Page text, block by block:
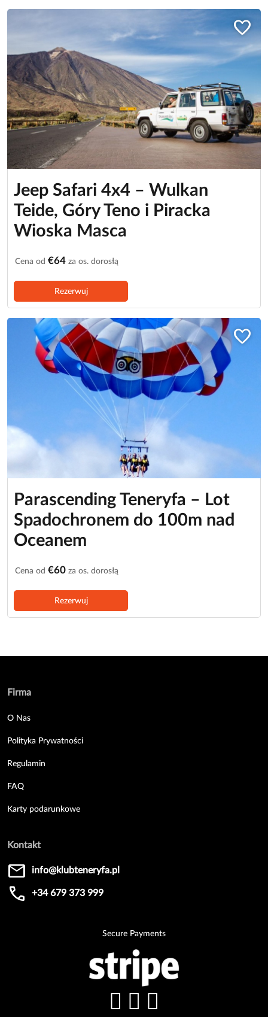
favorite
Jeep Safari 4x4 – Wulkan
Teide, Góry Teno i Piracka
Wioska Masca
Cena od €64 za os. dorosłą
Rezerwuj
favorite
Parascending Teneryfa – Lot
Spadochronem do 100m nad
Oceanem
Cena od €60 za os. dorosłą
Rezerwuj
Firma
O Nas
Polityka Prywatności
Regulamin
FAQ
Karty podarunkowe
Kontakt
mail info@klubteneryfa.pl
call +34 679 373 999
Secure Payments